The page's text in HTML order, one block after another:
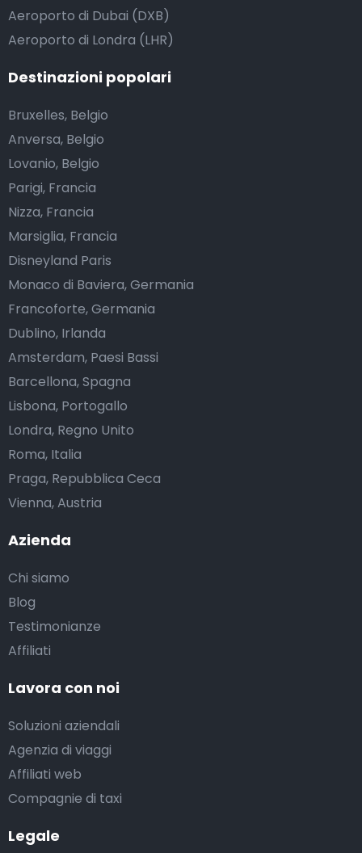
Azienda
Chi siamo
Blog
Testimonianze
Affiliati
Lavora con noi
Soluzioni aziendali
Agenzia di viaggi
Affiliati web
Compagnie di taxi
Legale
Aeroporto di Dubai (DXB)
Aeroporto di Londra (LHR)
Destinazioni popolari
Bruxelles, Belgio
Anversa, Belgio
Lovanio, Belgio
Parigi, Francia
Nizza, Francia
Marsiglia, Francia
Disneyland Paris
Monaco di Baviera, Germania
Francoforte, Germania
Dublino, Irlanda
Amsterdam, Paesi Bassi
Barcellona, Spagna
Lisbona, Portogallo
Londra, Regno Unito
Roma, Italia
Praga, Repubblica Ceca
Vienna, Austria